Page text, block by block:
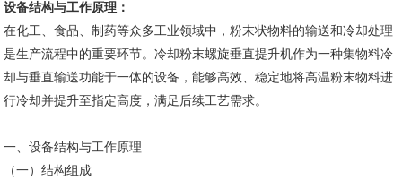
设备结构与工作原理：
在化工、食品、制药等众多工业领域中，粉末状物料的输送和冷却处理
是生产流程中的重要环节。冷却粉末螺旋垂直提升机作为一种集物料冷
却与垂直输送功能于一体的设备，能够高效、稳定地将高温粉末物料进
行冷却并提升至指定高度，满足后续工艺需求。
一、设备结构与工作原理
（一）结构组成